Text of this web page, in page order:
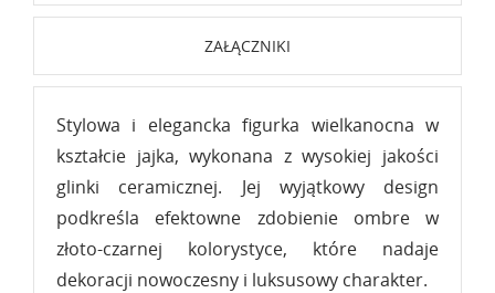
ZAŁĄCZNIKI
Stylowa i elegancka figurka wielkanocna w
kształcie jajka, wykonana z wysokiej jakości
glinki ceramicznej. Jej wyjątkowy design
podkreśla efektowne zdobienie ombre w
złoto-czarnej kolorystyce, które nadaje
dekoracji nowoczesny i luksusowy charakter.